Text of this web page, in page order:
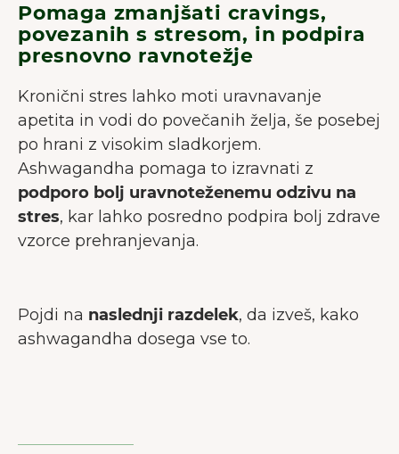
Pomaga zmanjšati cravings,
povezanih s stresom, in podpira
presnovno ravnotežje
Kronični stres lahko moti uravnavanje
apetita in vodi do povečanih želja, še posebej
po hrani z visokim sladkorjem.
Ashwagandha pomaga to izravnati z
podporo bolj uravnoteženemu odzivu na
stres, kar lahko posredno podpira bolj zdrave
vzorce prehranjevanja.
Pojdi na naslednji razdelek, da izveš, kako
ashwagandha dosega vse to.